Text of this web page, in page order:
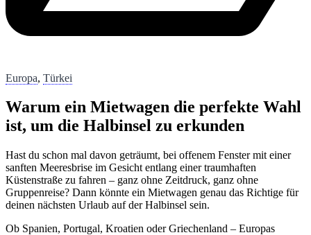
Europa, Türkei
Warum ein Mietwagen die perfekte Wahl
ist, um die Halbinsel zu erkunden
Hast du schon mal davon geträumt, bei offenem Fenster mit einer
sanften Meeresbrise im Gesicht entlang einer traumhaften
Küstenstraße zu fahren – ganz ohne Zeitdruck, ganz ohne
Gruppenreise? Dann könnte ein Mietwagen genau das Richtige für
deinen nächsten Urlaub auf der Halbinsel sein.
Ob Spanien, Portugal, Kroatien oder Griechenland – Europas